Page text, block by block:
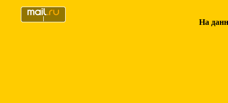
На